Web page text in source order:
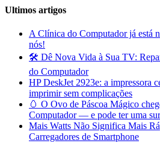
Ultimos artigos
A Clínica do Computador já está
nós!
🛠️ Dê Nova Vida à Sua TV:
do Computador
HP DeskJet 2923e: a impressora
imprimir sem complicações
🥚 O Ovo de Páscoa Mágico
Computador — e pode ter uma
Mais Watts Não Significa Mais
Carregadores de Smartphone